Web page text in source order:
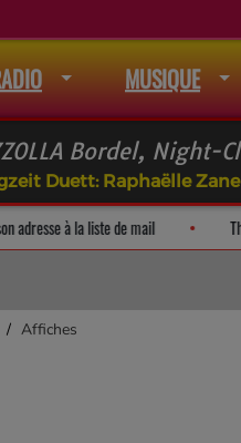
MUSIQUE
Duett: Raphaëlle
ajouter son adresse à la liste de
Affiches